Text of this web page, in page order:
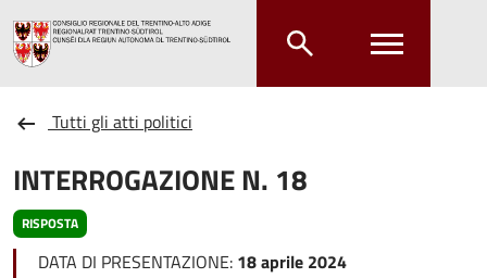
Tutti gli atti politici
INTERROGAZIONE N. 18
RISPOSTA
DATA DI PRESENTAZIONE: 18 aprile 2024